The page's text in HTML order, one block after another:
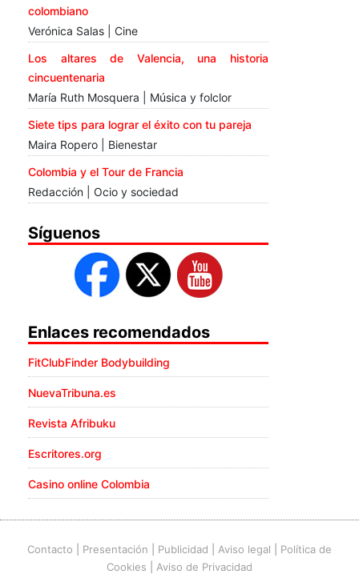
colombiano
Verónica Salas | Cine
Los altares de Valencia, una historia
cincuentenaria
María Ruth Mosquera | Música y folclor
Siete tips para lograr el éxito con tu pareja
Maira Ropero | Bienestar
Colombia y el Tour de Francia
Redacción | Ocio y sociedad
Síguenos
Enlaces recomendados
FitClubFinder Bodybuilding
NuevaTribuna.es
Revista Afribuku
Escritores.org
Casino online Colombia
Contacto Presentación Publicidad Aviso legal
Política de
Cookies
Aviso de Privacidad